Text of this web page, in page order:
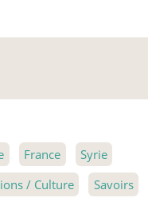
France
Syrie
/ Culture
Savoirs